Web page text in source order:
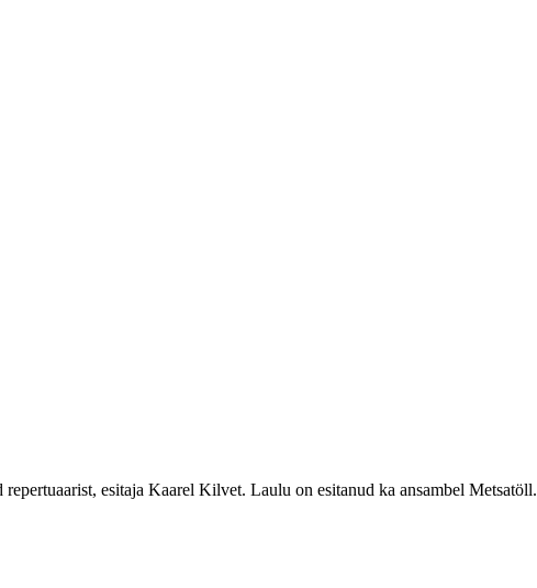
esitaja Kaarel Kilvet. Laulu on esitanud ka ansambel